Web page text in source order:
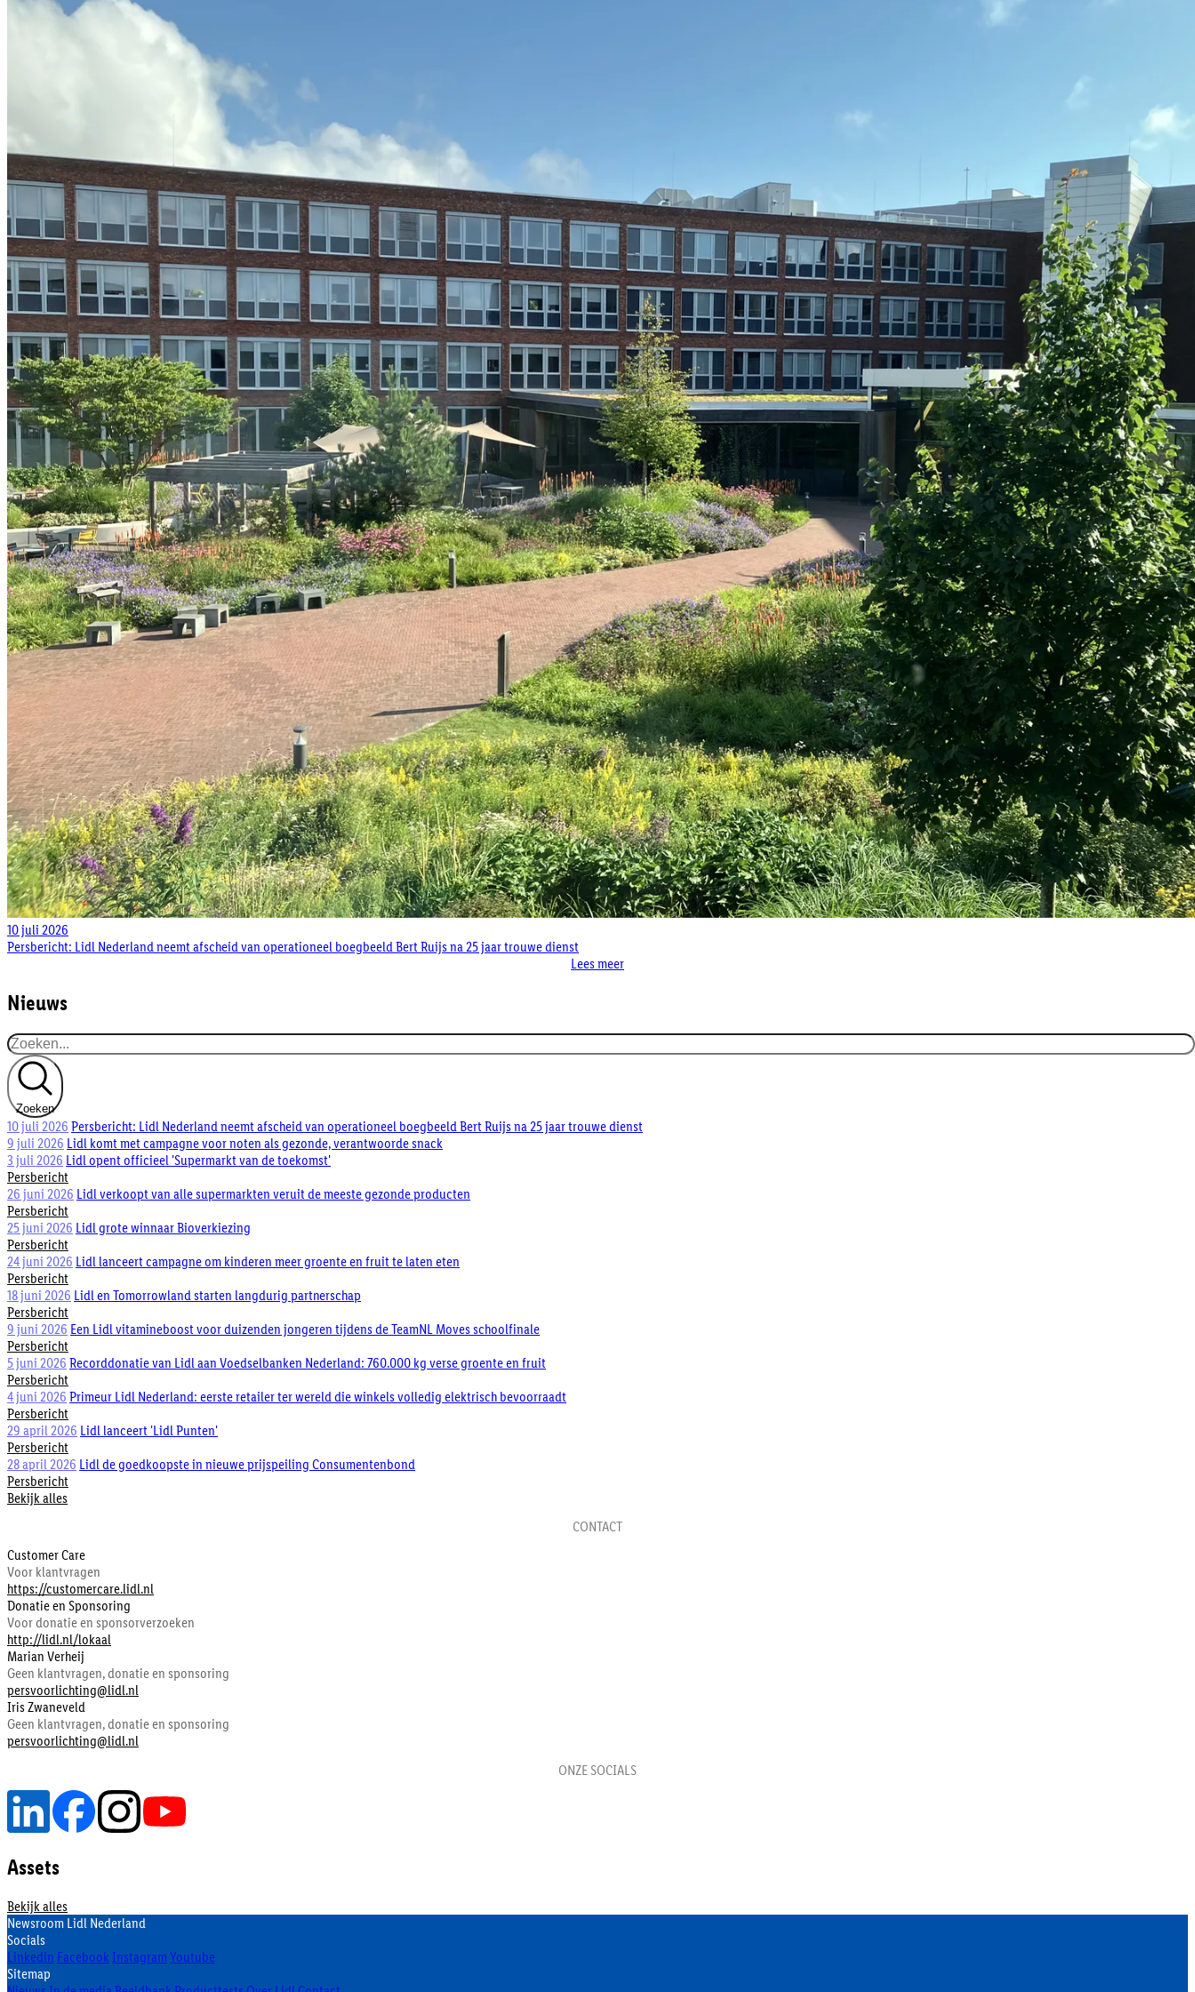
10 juli 2026
Persbericht: Lidl Nederland neemt afscheid van operationeel boegbeeld Bert Ruijs na 25 jaar trouwe dienst
Lees meer
Nieuws
Zoeken
10 juli 2026 Persbericht: Lidl Nederland neemt afscheid van operationeel boegbeeld Bert Ruijs na 25 jaar trouwe dienst
9 juli 2026 Lidl komt met campagne voor noten als gezonde, verantwoorde snack
3 juli 2026 Lidl opent officieel 'Supermarkt van de toekomst'
Persbericht
26 juni 2026 Lidl verkoopt van alle supermarkten veruit de meeste gezonde producten
Persbericht
25 juni 2026 Lidl grote winnaar Bioverkiezing
Persbericht
24 juni 2026 Lidl lanceert campagne om kinderen meer groente en fruit te laten eten
Persbericht
18 juni 2026 Lidl en Tomorrowland starten langdurig partnerschap
Persbericht
9 juni 2026 Een Lidl vitamineboost voor duizenden jongeren tijdens de TeamNL Moves schoolfinale
Persbericht
5 juni 2026 Recorddonatie van Lidl aan Voedselbanken Nederland: 760.000 kg verse groente en fruit
Persbericht
4 juni 2026 Primeur Lidl Nederland: eerste retailer ter wereld die winkels volledig elektrisch bevoorraadt
Persbericht
29 april 2026 Lidl lanceert 'Lidl Punten'
Persbericht
28 april 2026 Lidl de goedkoopste in nieuwe prijspeiling Consumentenbond
Persbericht
Bekijk alles
CONTACT
Customer Care
Voor klantvragen
https://customercare.lidl.nl
Donatie en Sponsoring
Voor donatie en sponsorverzoeken
http://lidl.nl/lokaal
Marian Verheij
Geen klantvragen, donatie en sponsoring
persvoorlichting@lidl.nl
Iris Zwaneveld
Geen klantvragen, donatie en sponsoring
persvoorlichting@lidl.nl
ONZE SOCIALS
Assets
Bekijk alles
Newsroom Lidl Nederland
Socials
Linkedin Facebook Instagram Youtube
Sitemap